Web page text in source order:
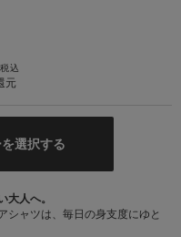
税込
元
選択する
大人へ。
シャツは、毎日の身支度にゆと